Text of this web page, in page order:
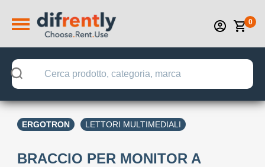
0
ERGOTRON LETTORI MULTIMEDIALI
BRACCIO PER MONITOR A